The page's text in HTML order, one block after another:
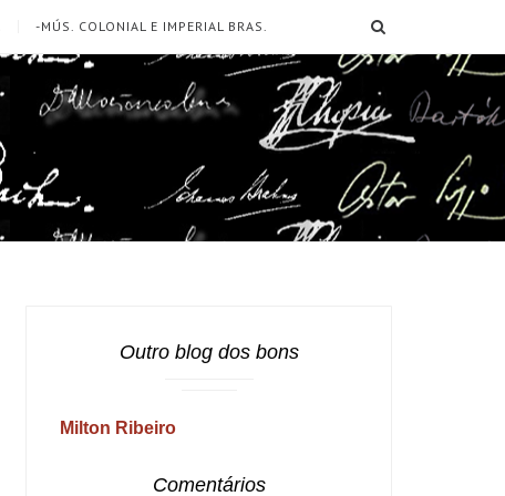
-MÚS. COLONIAL E IMPERIAL BRAS.
Outro blog dos bons
Milton Ribeiro
Comentários